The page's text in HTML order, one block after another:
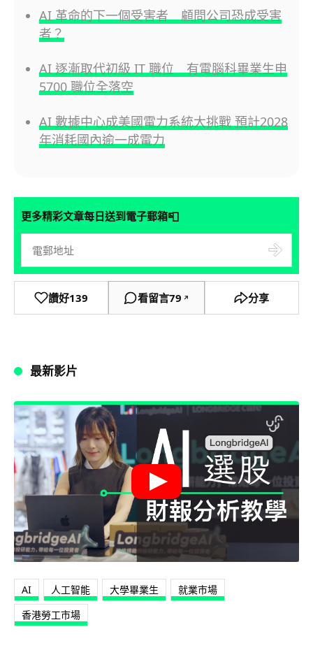
AI 革命的下一個受害者 顧問公司恐成受害
者？
AI 逐漸取代初級 IT 職位 有電腦科畢業生申
5700 職位全落空
AI 數據中心成美國電力系統大挑戰 預計2028
年消耗國內逾一成電力
更多精彩文章每日送到電子郵箱📮
讚好139 看留言79 ↗ 分享
最新影片
AI 人工智能 大學畢業生
就業市場
香港勞工市場